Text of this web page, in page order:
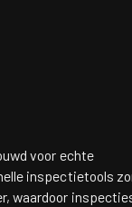
voor echte
inspectietools
waardoor